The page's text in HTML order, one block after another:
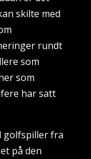
skilte med
rundt
som
som
har satt
golfspiller fra
på den